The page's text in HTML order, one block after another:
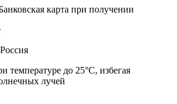
карта при получении
Россия
температуре до 25°С, избегая
лучей